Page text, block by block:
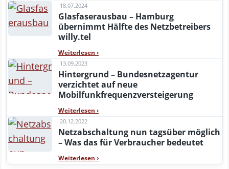
18.07.2024
Glasfaserausbau – Hamburg
übernimmt Hälfte des Netzbetreibers
willy.tel
Weiterlesen ›
13.09.2023
Hintergrund – Bundesnetzagentur
verzichtet auf neue
Mobilfunkfrequenzversteigerung
Weiterlesen ›
20.12.2022
Netzabschaltung nun tagsüber möglich
– Was das für Verbraucher bedeutet
Weiterlesen ›